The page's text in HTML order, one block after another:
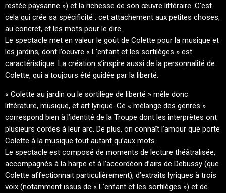
restée paysanne ») et la richesse de son œuvre littéraire. C’est
cela qui crée sa spécificité : cet attachement aux petites choses,
au concret, et les mots pour le dire.
Le spectacle met en valeur le goût de Colette pour la musique et
les jardins, dont l’oeuvre « L’enfant et les sortilèges » est
caractéristique. La création s’inspire aussi de la personnalité de
Colette, qui a toujours été guidée par la liberté.
« Colette au jardin ou le sortilège de liberté » mêle donc
littérature, musique, et art lyrique. Ce « mélange des genres »
correspond bien à l’identité de la Troupe dont les interprètes ont
plusieurs cordes à leur arc. De plus, on connaît l’amour que porte
Colette à la musique tout autant qu’aux mots.
Le spectacle est composé de moments de lecture théâtralisée,
accompagnés à la harpe et à l’accordéon d’airs de Debussy (que
Colette affectionnait particulièrement), d’extraits lyriques à trois
voix (notamment issus de « L’enfant et les sortilèges ») et de